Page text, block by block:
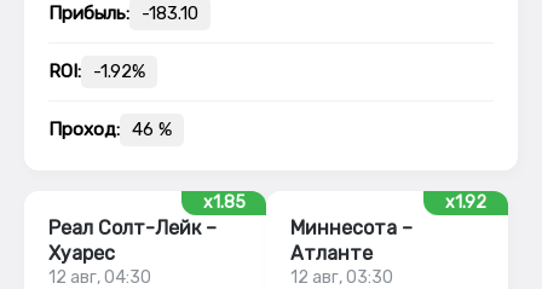
Прибыль: -183.10
ROI: -1.92%
Проход: 46 %
x1.85
Реал Солт-Лейк –
Хуарес
12 авг, 04:30
x1.92
Миннесота –
Атланте
12 авг, 03:30